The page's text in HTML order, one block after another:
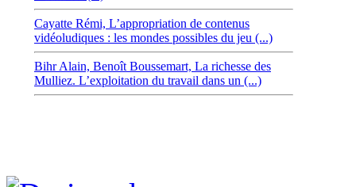
Cayatte Rémi, L’appropriation de contenus
vidéoludiques : les mondes possibles du jeu (...)
Bihr Alain, Benoît Boussemart, La richesse des
Mulliez. L’exploitation du travail dans un (...)